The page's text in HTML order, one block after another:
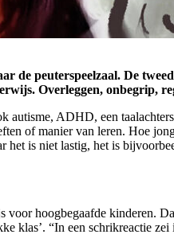
de peuterspeelzaal. De
Overleggen, onbegrip,
autisme, ADHD, een
of manier van leren. Hoe
het is niet lastig, het is
voor hoogbegaafde kinderen.
klas’. “In een schrikreactie